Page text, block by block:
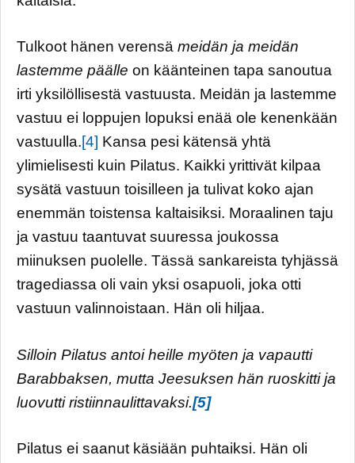
Tulkoot hänen verensä meidän ja meidän
lastemme päälle on käänteinen tapa sanoutua
irti yksilöllisestä vastuusta. Meidän ja lastemme
vastuu ei loppujen lopuksi enää ole kenenkään
vastuulla.[4] Kansa pesi kätensä yhtä
ylimielisesti kuin Pilatus. Kaikki yrittivät kilpaa
sysätä vastuun toisilleen ja tulivat koko ajan
enemmän toistensa kaltaisiksi. Moraalinen taju
ja vastuu taantuvat suuressa joukossa
miinuksen puolelle. Tässä sankareista tyhjässä
tragediassa oli vain yksi osapuoli, joka otti
vastuun valinnoistaan. Hän oli hiljaa.
Silloin Pilatus antoi heille myöten ja vapautti
Barabbaksen, mutta Jeesuksen hän ruoskitti ja
luovutti ristiinnaulittavaksi.[5]
Pilatus ei saanut käsiään puhtaiksi. Hän oli